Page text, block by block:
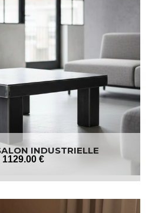
INDUSTRIELLE
1129.00 €